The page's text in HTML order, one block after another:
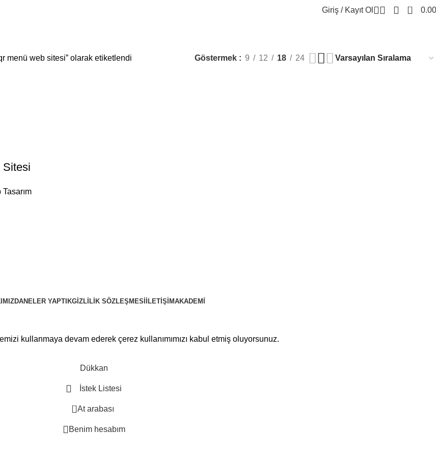
Giriş / Kayıt Ol 0 0.00
menü web sitesi” olarak etiketlendi Göstermek 9 12 18 24
Sitesi
Tasarım
NELER YAPTIKGIZLILIK SÖZLEŞMESI İLETIŞIMAKADEMI
kullanmaya devam ederek çerez kullanımımızı kabul etmiş oluyorsunuz.
Dükkan
İstek Listesi
0 At arabası
Benim hesabım